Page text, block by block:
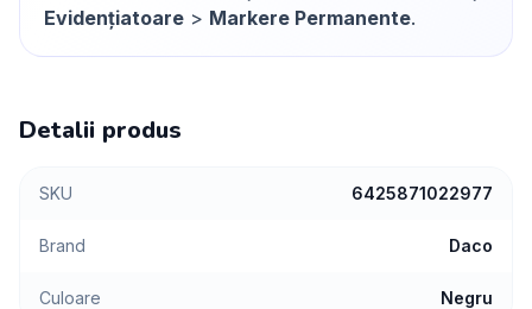
Evidențiatoare > Markere Permanente.
Detalii produs
SKU 6425871022977
Brand Daco
Culoare Negru